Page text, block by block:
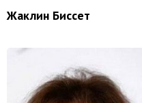
Жаклин Биссет